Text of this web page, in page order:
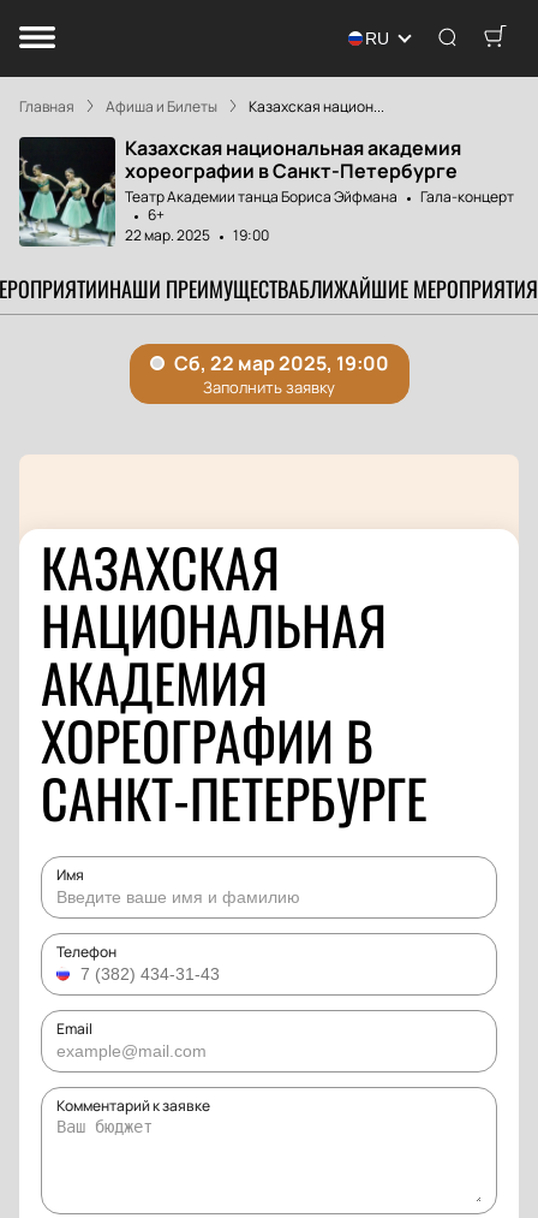
RU
Главная Афиша и Билеты Казахская национ...
Казахская национальная академия
хореографии в Санкт-Петербурге
Театр Академии танца Бориса Эйфмана
Гала-концерт
6+
22 мар. 2025
19:00
НАШИ ПРЕИМУЩЕСТВАБЛИЖАЙШИЕ МЕРОПРИЯТИЯ
КАЗАХСКАЯ
НАЦИОНАЛЬНАЯ
АКАДЕМИЯ
ХОРЕОГРАФИИ В
САНКТ-ПЕТЕРБУРГЕ
Имя
Телефон
Email
Комментарий к заявке